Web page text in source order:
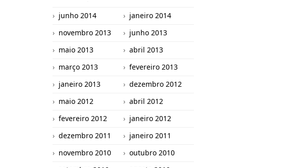
junho 2014
janeiro 2014
novembro 2013
junho 2013
maio 2013
abril 2013
março 2013
fevereiro 2013
janeiro 2013
dezembro 2012
maio 2012
abril 2012
fevereiro 2012
janeiro 2012
dezembro 2011
janeiro 2011
novembro 2010
outubro 2010